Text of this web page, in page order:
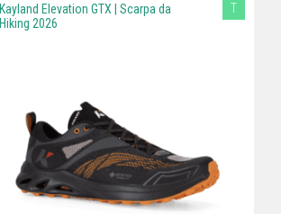
Kayland Elevation GTX | Scarpa da
Hiking 2026
T